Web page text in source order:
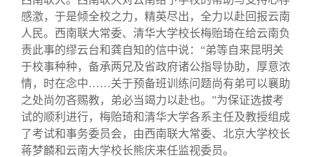
信息化服务
三创大赛
实用信息
总会简介
会长致辞
总会章程
理事会名单
关闭
感激，于是倾全校之力，精英尽出，全力以赴回报云南
人民。西南联大常委、清华大学校长梅贻琦在给云南负
责此事的缪云台和龚自知的信中说：“弟等自来昆明关
于校事种种，备承两兄及省政府诸公指导协助，厚意浓
情，时在念中……关于预备班训练问题尚有弟可以襄助
之处尚勿吝赐教，弟必当竭力以赴也。”为保证选拔考
试的顺利进行，梅贻琦和清华大学各系主任及教授组成
了考试和事务委员会，由西南联大常委、北京大学校长
蒋梦麟和云南大学校长熊庆来任监视委员。